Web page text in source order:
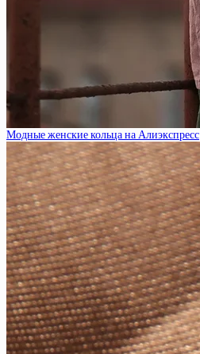
Модные женские кольца на Алиэкспресс